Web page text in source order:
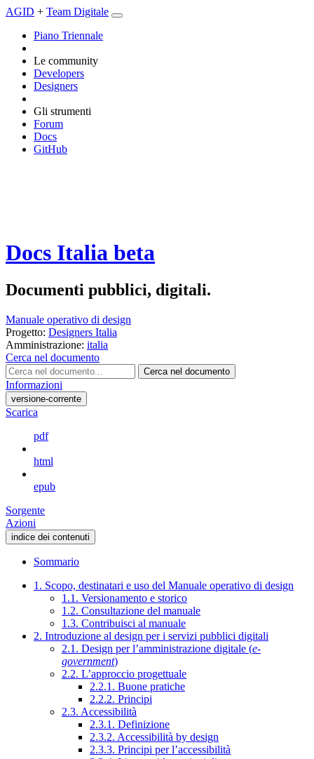
AGID + Team Digitale
Piano Triennale
Le community
Developers
Designers
Gli strumenti
Forum
Docs
GitHub
Docs Italia beta
Documenti pubblici, digitali.
Manuale operativo di design
Progetto: Designers Italia
Amministrazione: italia
Cerca nel documento
Cerca nel documento
Informazioni
versione-corrente
Scarica
pdf
html
epub
Sorgente
Azioni
indice dei contenuti
Sommario
1. Scopo, destinatari e uso del Manuale operativo di design
1.1. Versionamento e storico
1.2. Consultazione del manuale
1.3. Contribuisci al manuale
2. Introduzione al design per i servizi pubblici digitali
2.1. Design per l’amministrazione digitale (e-
government)
2.2. L’approccio progettuale
2.2.1. Buone pratiche
2.2.2. Principi
2.3. Accessibilità
2.3.1. Definizione
2.3.2. Accessibilità by design
2.3.3. Principi per l’accessibilità